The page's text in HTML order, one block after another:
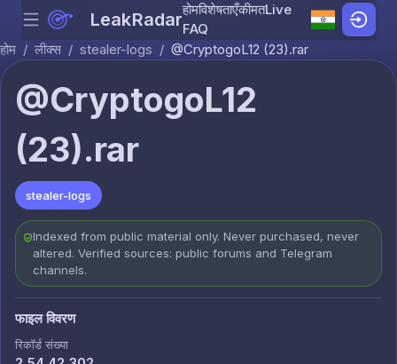
Skip to content
Menu LeakRadarहोमविशेषताएँकीमतLive
FAQ
होम / लीक्स / stealer-logs / @CryptogoL12 (23).rar
@CryptogoL12
(23).rar
stealer-logs
Indexed from public material only. Never purchased, never
altered. Verified sources: public forums and Telegram
channels.
फाइल विवरण
रिकॉर्ड संख्या